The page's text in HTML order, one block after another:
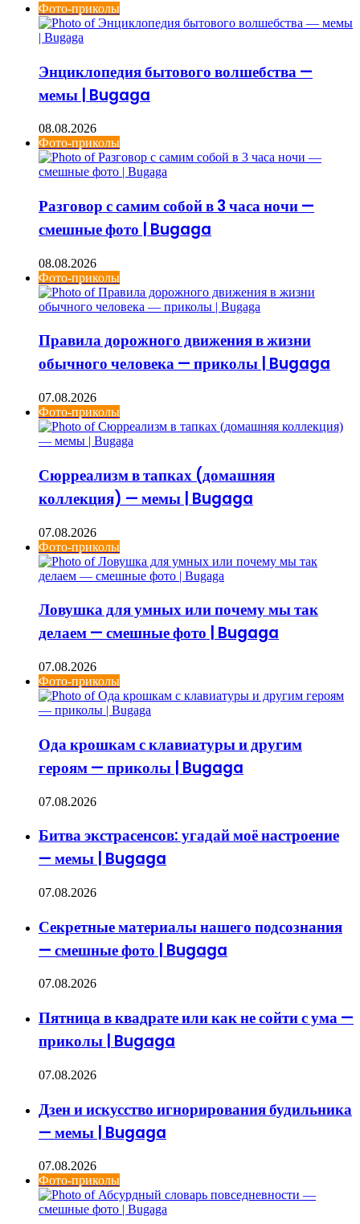
Фото-приколы
Энциклопедия бытового волшебства —
мемы | Bugaga
08.08.2026
Фото-приколы
Разговор с самим собой в 3 часа ночи —
смешные фото | Bugaga
08.08.2026
Фото-приколы
Правила дорожного движения в жизни
обычного человека — приколы | Bugaga
07.08.2026
Фото-приколы
Сюрреализм в тапках (домашняя
коллекция) — мемы | Bugaga
07.08.2026
Фото-приколы
Ловушка для умных или почему мы так
делаем — смешные фото | Bugaga
07.08.2026
Фото-приколы
Ода крошкам с клавиатуры и другим
героям — приколы | Bugaga
07.08.2026
Битва экстрасенсов: угадай моё настроение
— мемы | Bugaga
07.08.2026
Секретные материалы нашего подсознания
— смешные фото | Bugaga
07.08.2026
Пятница в квадрате или как не сойти с ума —
приколы | Bugaga
07.08.2026
Дзен и искусство игнорирования будильника
— мемы | Bugaga
07.08.2026
Фото-приколы